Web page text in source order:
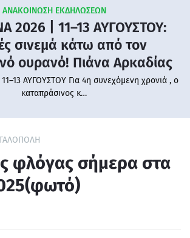
ΑΝΑΚΟΙΝΩΣΗ ΕΚΔΗΛΩΣΕΩΝ
2026 | 11–13 ΑΥΓΟΥΣΤΟΥ:
σινεμά κάτω από τον
ουρανό! Πιάνα Αρκαδίας
ΑΥΓΟΥΣΤΟΥ Για 4η συνεχόμενη χρονιά , ο
καταπράσινος κ…
φλόγας σήμερα στα